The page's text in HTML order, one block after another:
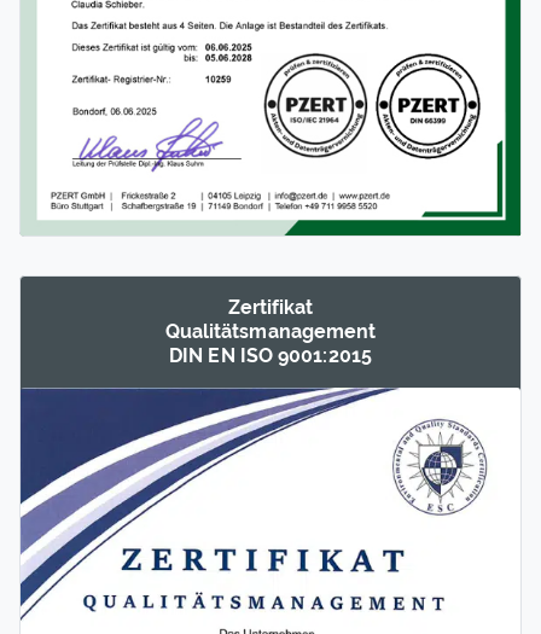
Zertifikat
Qualitäts­management
DIN EN ISO 9001:2015